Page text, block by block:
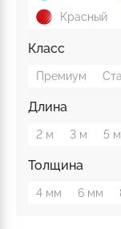
Красный
Класс
Премиум
Длина
2 м 3 м 5 м
Толщина
4 мм 6 мм